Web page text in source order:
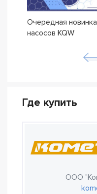
Очередная
насосов KQW
Где купить
ООО